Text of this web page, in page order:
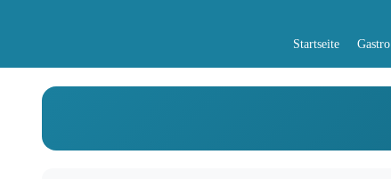
Startseite Gastro